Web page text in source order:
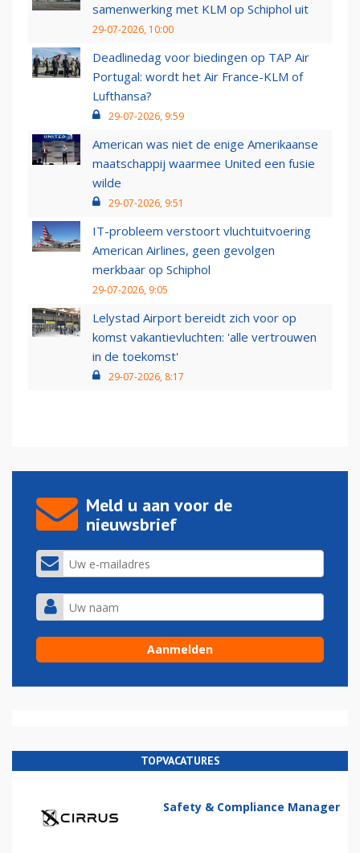
samenwerking met KLM op Schiphol uit
29-07-2026, 10:00
Deadlinedag voor biedingen op TAP Air
Portugal: wordt het Air France-KLM of
Lufthansa?
29-07-2026, 9:59
American was niet de enige Amerikaanse
maatschappij waarmee United een fusie
wilde
29-07-2026, 9:51
IT-probleem verstoort vluchtuitvoering
American Airlines, geen gevolgen
merkbaar op Schiphol
29-07-2026, 9:05
Lelystad Airport bereidt zich voor op
komst vakantievluchten: 'alle vertrouwen
in de toekomst'
29-07-2026, 8:17
Meld u aan voor de
nieuwsbrief
TOPVACATURES
Safety & Compliance Manager